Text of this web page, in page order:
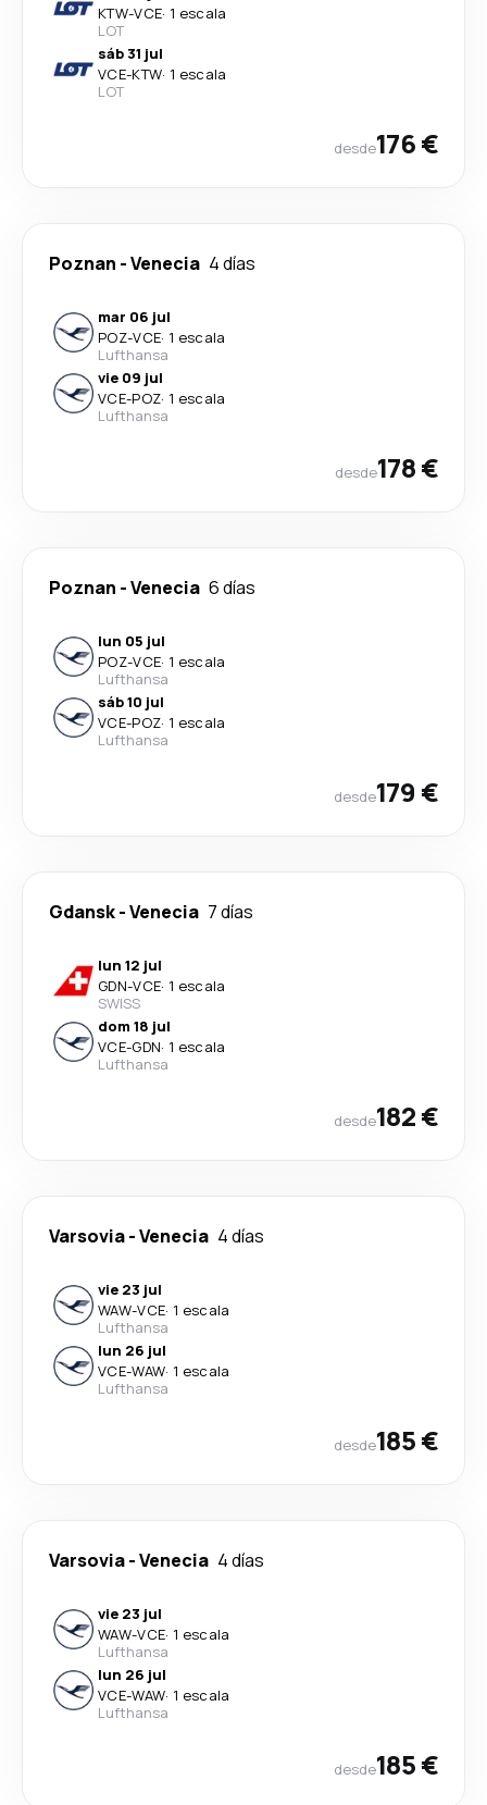
KTW-VCE· 1 escala
LOT
sáb 31 jul
VCE-KTW· 1 escala
LOT
desde176 €
Poznan -Venecia 4 días
mar 06 jul
POZ-VCE· 1 escala
Lufthansa
vie 09 jul
VCE-POZ· 1 escala
Lufthansa
desde178 €
Poznan -Venecia 6 días
lun 05 jul
POZ-VCE· 1 escala
Lufthansa
sáb 10 jul
VCE-POZ· 1 escala
Lufthansa
desde179 €
Gdansk-Venecia 7 días
lun 12 jul
GDN-VCE· 1 escala
SWISS
dom 18 jul
VCE-GDN· 1 escala
Lufthansa
desde182 €
Varsovia-Venecia 4 días
vie 23 jul
WAW-VCE· 1 escala
Lufthansa
lun 26 jul
VCE-WAW· 1 escala
Lufthansa
desde185 €
Varsovia-Venecia 4 días
vie 23 jul
WAW-VCE· 1 escala
Lufthansa
lun 26 jul
VCE-WAW· 1 escala
Lufthansa
desde185 €